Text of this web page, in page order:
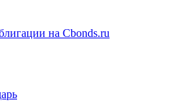
на Cbonds.ru